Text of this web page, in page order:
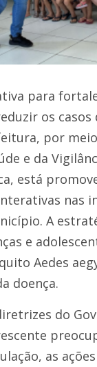
para
os casos
por
e da
está
nas
A
e
Aedes
doença.
do
as